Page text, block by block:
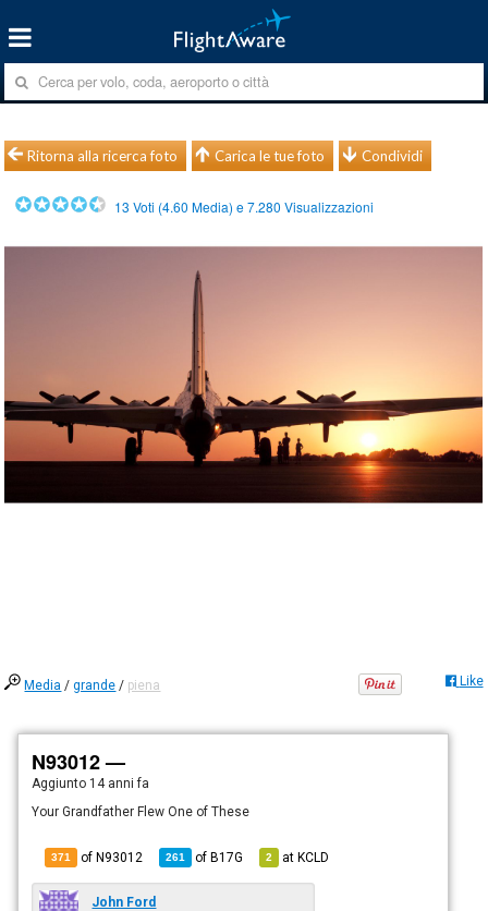
Ritorna alla ricerca foto Carica le tue foto Condividi
13 Voti (4.60 Media) e7.280 Visualizzazioni
Media /grande / piena Like
N93012 —
Aggiunto 14 anni fa
Your Grandfather Flew One of These
371 of N93012 261 ofB17G 2 atKCLD
John Ford